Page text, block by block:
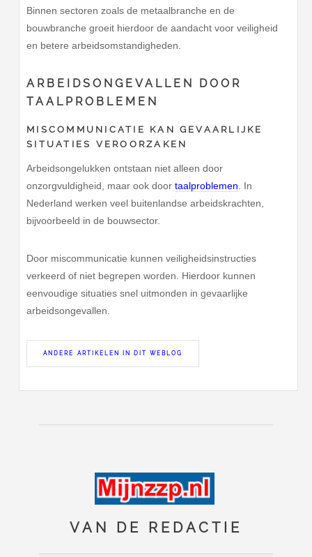
Binnen sectoren zoals de metaalbranche en de
bouwbranche groeit hierdoor de aandacht voor veiligheid
en betere arbeidsomstandigheden.
ARBEIDSONGEVALLEN DOOR
TAALPROBLEMEN
MISCOMMUNICATIE KAN GEVAARLIJKE
SITUATIES VEROORZAKEN
Arbeidsongelukken ontstaan niet alleen door
onzorgvuldigheid, maar ook doortaalproblemen. In
Nederland werken veel buitenlandse arbeidskrachten,
bijvoorbeeld in de bouwsector.
Door miscommunicatie kunnen veiligheidsinstructies
verkeerd of niet begrepen worden. Hierdoor kunnen
eenvoudige situaties snel uitmonden in gevaarlijke
arbeidsongevallen.
ANDERE ARTIKELEN IN DIT WEBLOG
VAN DE REDACTIE